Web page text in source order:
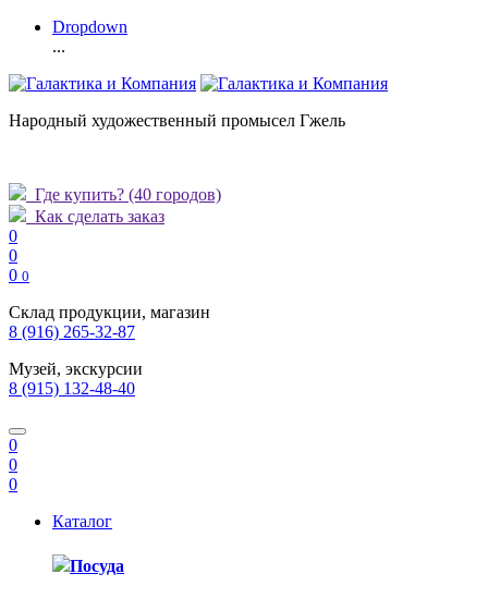
Dropdown
...
Народный художественный промысел Гжель
Где купить? (40 городов)
Как сделать заказ
0
0
0 0
Склад продукции, магазин
8 (916) 265-32-87
Музей, экскурсии
8 (915) 132-48-40
0
0
0
Каталог
Посуда